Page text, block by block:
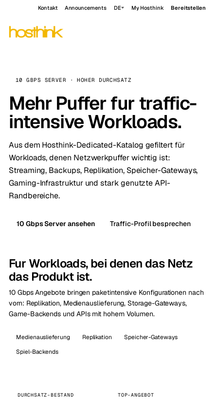
Kontakt Announcements DE My Hosthink Bereitstellen
10 GBPS SERVER · HOHER DURCHSATZ
Mehr Puffer fur traffic-
intensive Workloads.
Aus dem Hosthink-Dedicated-Katalog gefiltert für
Workloads, denen Netzwerkpuffer wichtig ist:
Streaming, Backups, Replikation, Speicher-Gateways,
Gaming-Infrastruktur und stark genutzte API-
Randbereiche.
10 Gbps Server ansehen Traffic-Profil besprechen
Fur Workloads, bei denen das Netz
das Produkt ist.
10 Gbps Angebote bringen paketintensive Konfigurationen nach
vorn: Replikation, Medienauslieferung, Storage-Gateways,
Game-Backends und APIs mit hohem Volumen.
Medienauslieferung Replikation
Speicher-Gateways
Spiel-Backends
DURCHSATZ-BESTAND TOP-ANGEBOT